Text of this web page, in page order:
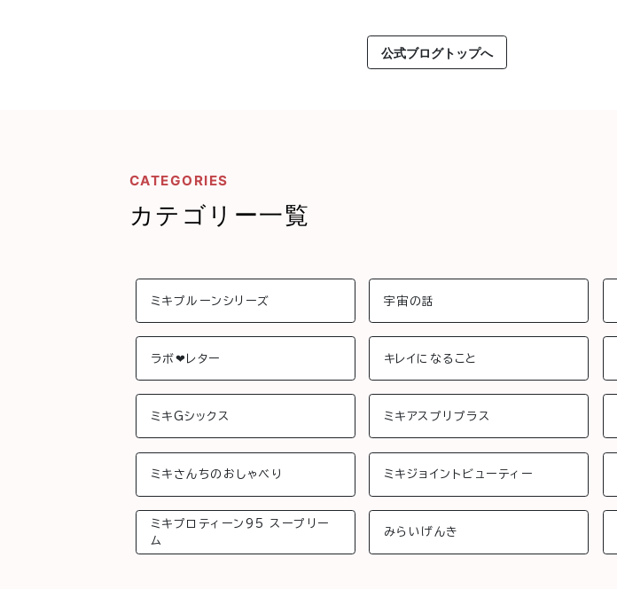
公式ブログトップへ
CATEGORIES
カテゴリー一覧
ミキプルーンシリーズ 宇宙の話
ラボ❤︎レター キレイになること
ミキGシックス ミキアスプリプラス
ミキさんちのおしゃべり ミキジョイントビューティー
ミキプロティーン95 スープリー
ム
みらいげんき